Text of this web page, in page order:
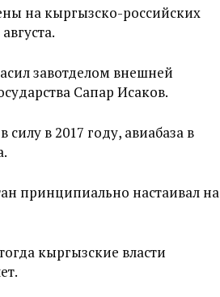
на кыргызско-российских
завотделом внешней
Сапар Исаков.
в 2017 году, авиабаза в
принципиально настаивал на
кыргызские власти